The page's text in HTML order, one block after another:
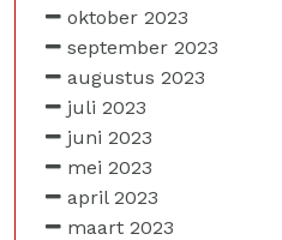
oktober 2023
september 2023
augustus 2023
juli 2023
juni 2023
mei 2023
april 2023
maart 2023